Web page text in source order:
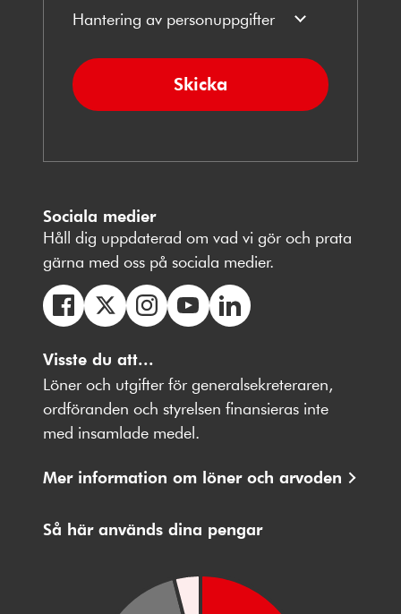
Hantering av personuppgifter
Skicka
Sociala medier
Håll dig uppdaterad om vad vi gör och prata
gärna med oss på sociala medier.
oss
på
Facebbok
oss
på
oss
på
Instagram
på
Youtube
på
LinkedIn
Visste du att...
Löner och utgifter för generalsekreteraren,
ordföranden och styrelsen finansieras inte
med insamlade medel.
Mer information om löner och arvoden
Så här används dina pengar